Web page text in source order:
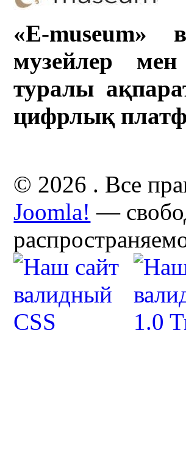
«E-museum»
музейлер
туралы
цифрлық
© 2026 . Все
Joomla! —